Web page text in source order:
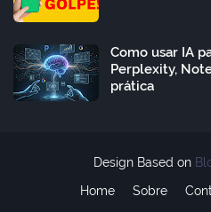
Como usar IA
Perplexity,
prática
Design Based on
Home
Sobre